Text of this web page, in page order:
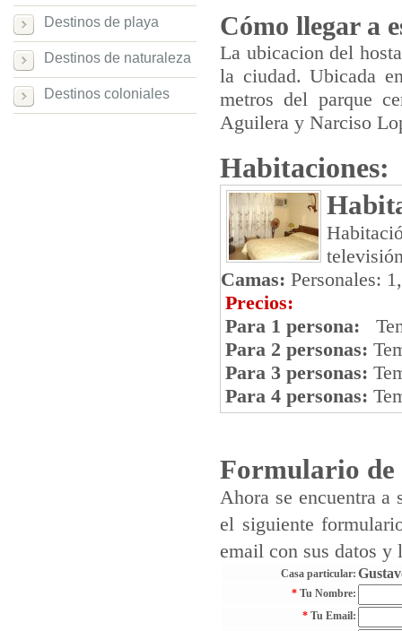
Destinos de playa
Destinos de naturaleza
Destinos coloniales
Cómo llegar a
La ubicacion del
la ciudad. Ubicada
metros del parque
Aguilera y Narciso
Habitaciones:
Camas: Personales:
Precios:
Para 1 persona:
Para 2 personas:
Para 3 personas:
Para 4 personas:
Formulario de
Ahora se encuentra a
el siguiente
email con sus datos
Casa particular:
* Tu Nombre:
* Tu Email: